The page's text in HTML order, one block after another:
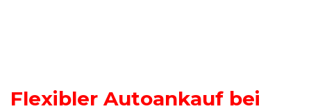
Flexibler Autoankauf bei